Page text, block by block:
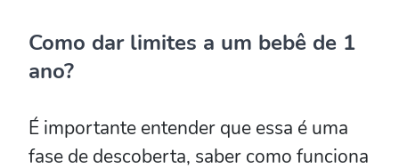
Como dar limites a um bebê de 1
ano?
É importante entender que essa é uma
fase de descoberta, saber como funciona